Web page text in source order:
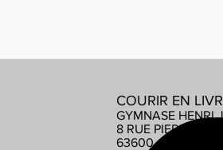
COURIR EN
GYMNASE HENRI
8 RUE PIERRE DE
63600 AMBERT